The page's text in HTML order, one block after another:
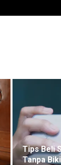
Tips Beli
Tanpa